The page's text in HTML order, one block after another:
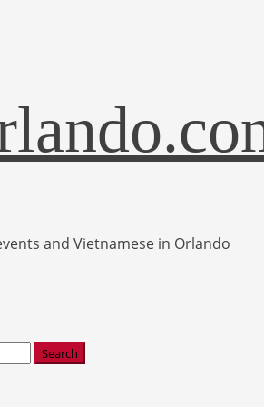
and Vietnamese in Orlando